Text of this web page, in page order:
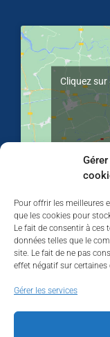
Pour offrir les meilleures
que les cookies pour
Le fait de consentir à ces
données telles que le
site. Le fait de ne pas
effet négatif sur
Gérer les services
Cliquez sur